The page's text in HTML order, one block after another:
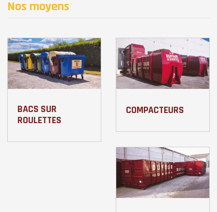
Nos moyens
BACS SUR
ROULETTES
COMPACTEURS